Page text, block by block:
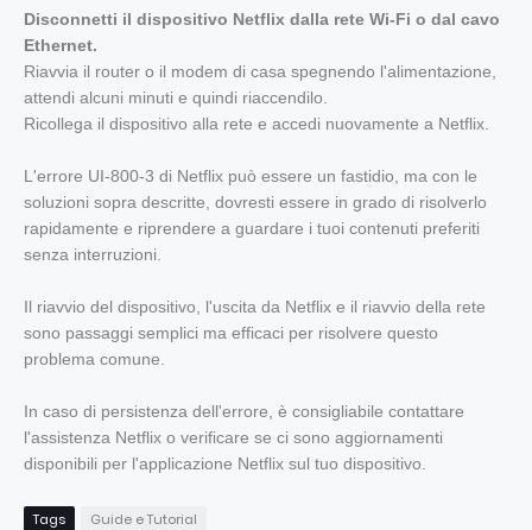
Disconnetti il dispositivo Netflix dalla rete Wi-Fi o dal cavo
Ethernet.
Riavvia il router o il modem di casa spegnendo l'alimentazione,
attendi alcuni minuti e quindi riaccendilo.
Ricollega il dispositivo alla rete e accedi nuovamente a Netflix.
L'errore UI-800-3 di Netflix può essere un fastidio, ma con le
soluzioni sopra descritte, dovresti essere in grado di risolverlo
rapidamente e riprendere a guardare i tuoi contenuti preferiti
senza interruzioni.
Il riavvio del dispositivo, l'uscita da Netflix e il riavvio della rete
sono passaggi semplici ma efficaci per risolvere questo
problema comune.
In caso di persistenza dell'errore, è consigliabile contattare
l'assistenza Netflix o verificare se ci sono aggiornamenti
disponibili per l'applicazione Netflix sul tuo dispositivo.
Tags Guide e Tutorial